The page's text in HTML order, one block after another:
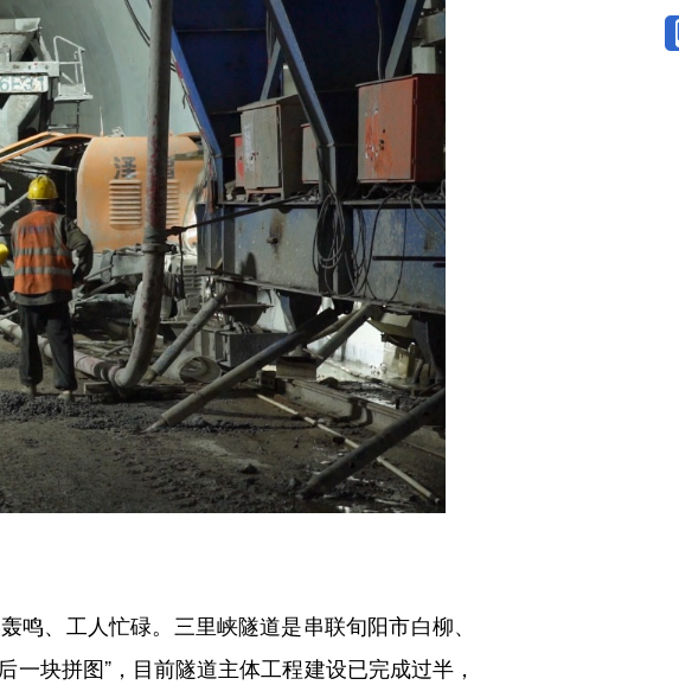
、工人忙碌。三里峡隧道是串联旬阳市白柳、
块拼图”，目前隧道主体工程建设已完成过半，